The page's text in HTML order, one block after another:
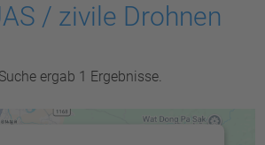
/ zivile Drohnen
ergab 1 Ergebnisse.